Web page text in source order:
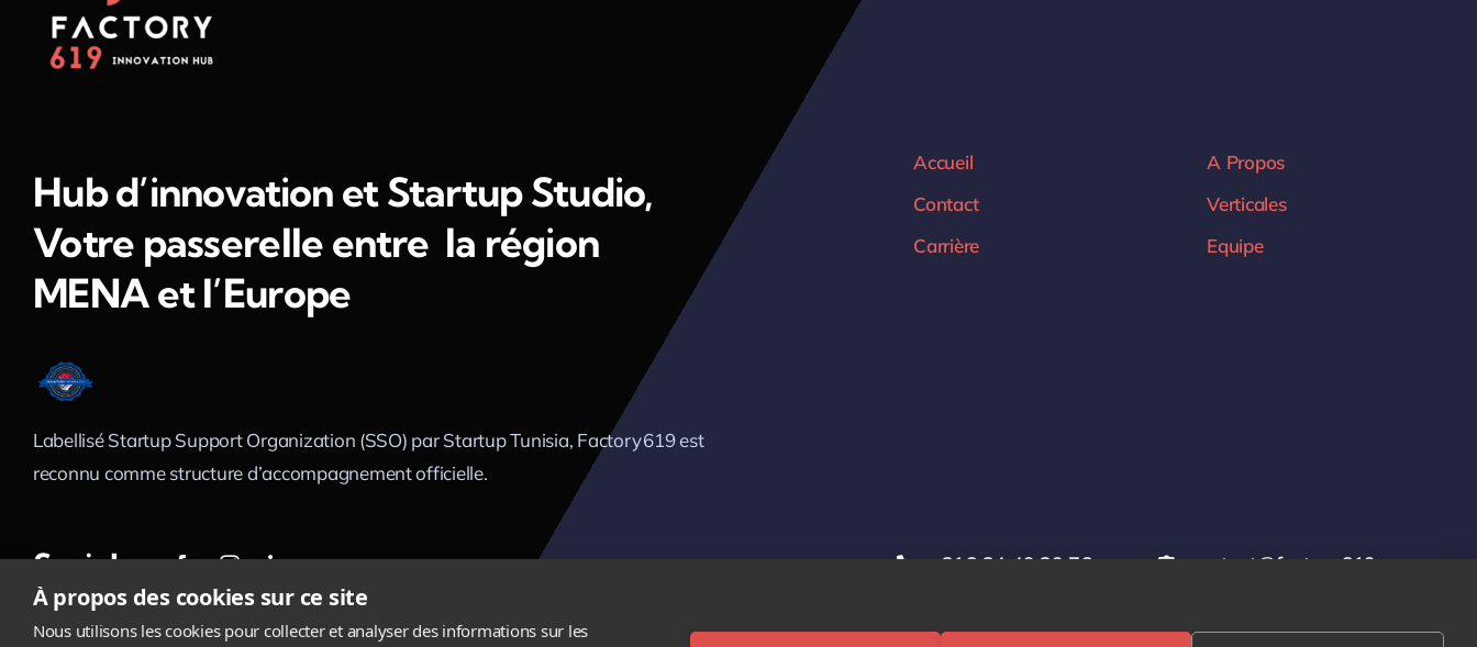
À propos des cookies sur ce site
Nous utilisons les cookies pour collecter et analyser des informations sur les
Hub d’innovation et Startup Studio,
Votre passerelle entre la région
MENA et l’Europe
Labellisé Startup Support Organization (SSO) par Startup Tunisia, Factory 619 est
reconnu comme structure d’accompagnement officielle.
Accueil
Contact
Carrière
A Propos
Verticales
Equipe
Social +216 24 49 29 76 contact@factory619.com